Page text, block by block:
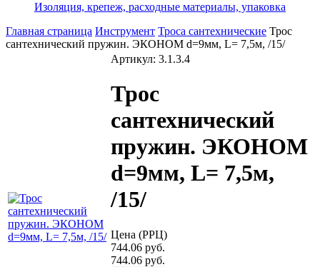
Изоляция, крепеж, расходные материалы, упаковка
Главная страница Инструмент Троса сантехнические Трос
сантехнический пружин. ЭКОНОМ d=9мм, L= 7,5м, /15/
Артикул: 3.1.3.4
Трос
сантехнический
пружин. ЭКОНОМ
d=9мм, L= 7,5м,
/15/
Цена (РРЦ)
744.06 руб.
744.06 руб.